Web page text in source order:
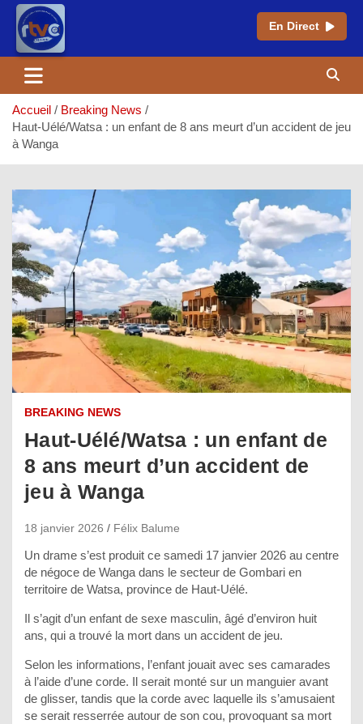
En Direct
contenu
Accueil
Breaking News
Haut-Uélé/Watsa : un enfant de 8 ans meurt d’un accident de jeu
à Wanga
BREAKING NEWS
Haut-Uélé/Watsa : un enfant de
8 ans meurt d’un accident de
jeu à Wanga
18 janvier 2026 Félix Balume
Un drame s’est produit ce samedi 17 janvier 2026 au centre
de négoce de Wanga dans le secteur de Gombari en
territoire de Watsa, province de Haut-Uélé.
Il s’agit d’un enfant de sexe masculin, âgé d’environ huit
ans, qui a trouvé la mort dans un accident de jeu.
Selon les informations, l’enfant jouait avec ses camarades
à l’aide d’une corde. Il serait monté sur un manguier avant
de glisser, tandis que la corde avec laquelle ils s’amusaient
se serait resserrée autour de son cou, provoquant sa mort